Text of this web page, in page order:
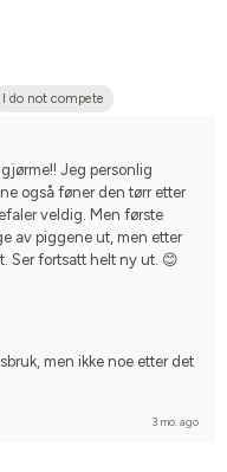
I do not compete
Jeg personlig
også føner den tørr etter
veldig. Men første
av piggene ut, men etter
Ser fortsatt helt ny ut. 😊
men ikke noe etter det
3 mo. ago